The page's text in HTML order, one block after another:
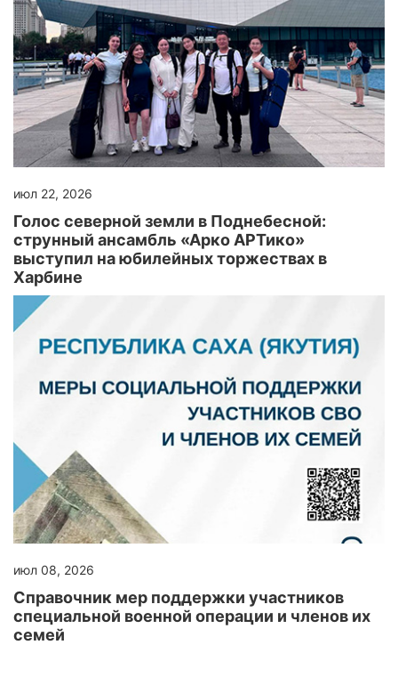
июл 22, 2026
Голос северной земли в Поднебесной:
струнный ансамбль «Арко АРТико»
выступил на юбилейных торжествах в
Харбине
июл 08, 2026
Справочник мер поддержки участников
специальной военной операции и членов их
семей